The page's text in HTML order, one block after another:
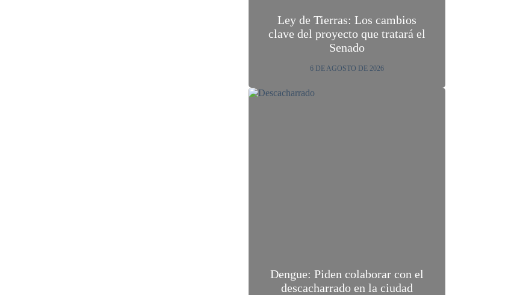
Ley de Tierras: Los cambios
clave del proyecto que tratará el
Senado
6 DE AGOSTO DE 2026
Dengue: Piden colaborar con el
descacharrado en la ciudad